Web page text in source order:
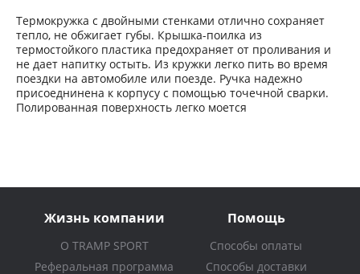
Термокружка с двойными стенками отлично сохраняет
тепло, не обжигает губы. Крышка-поилка из
термостойкого пластика предохраняет от проливания и
не дает напитку остыть. Из кружки легко пить во время
поездки на автомобиле или поезде. Ручка надежно
присоеднинена к корпусу с помощью точечной сварки.
Полированная поверхность легко моется
Жизнь компании
О TRAMP SPORT
Реферальная программа
Помощь
Способы оплаты
Способы доставки